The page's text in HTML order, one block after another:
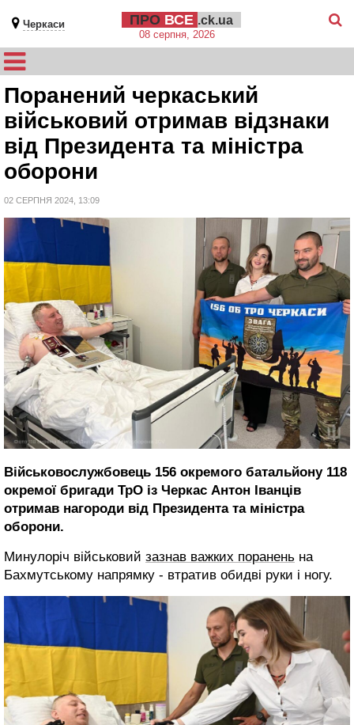
Черкаси ПРО ВСЕ .ck.ua
08 серпня, 2026
Поранений черкаський
військовий отримав відзнаки
від Президента та міністра
оборони
02 СЕРПНЯ 2024, 13:09
Військовослужбовець 156 окремого батальйону 118
окремої бригади ТрО із Черкас Антон Іванців
отримав нагороди від Президента та міністра
оборони.
Минулоріч військовий зазнав важких поранень на
Бахмутському напрямку - втратив обидві руки і ногу.